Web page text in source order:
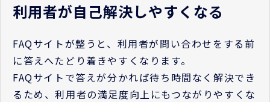
利用者が自己解決しやすくなる
FAQサイトが整うと、利用者が問い合わせをする前
に答えへたどり着きやすくなります。
FAQサイトで答えが分かれば待ち時間なく解決でき
るため、利用者の満足度向上にもつながりやすくな